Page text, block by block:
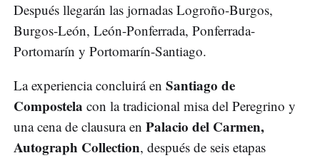
Después llegarán las jornadas Logroño-Burgos,
Burgos-León, León-Ponferrada, Ponferrada-
Portomarín y Portomarín-Santiago.
La experiencia concluirá en Santiago de
Compostela con la tradicional misa del Peregrino y
una cena de clausura en Palacio del Carmen,
Autograph Collection, después de seis etapas